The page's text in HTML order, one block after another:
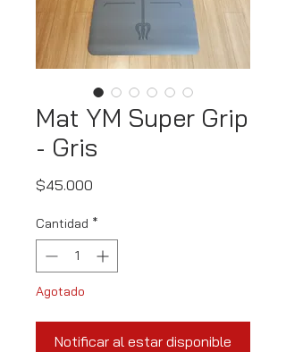
Mat YM Super Grip
- Gris
$45.000
Cantidad *
Agotado
Notificar al estar disponible